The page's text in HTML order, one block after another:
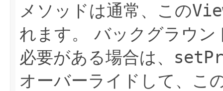
メソッドは通常、この
れます。
バックグラウン
必要がある場合は、
オーバーライドして、こ